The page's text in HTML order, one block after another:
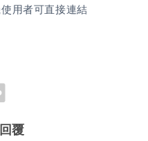
用者可直接連結
覆